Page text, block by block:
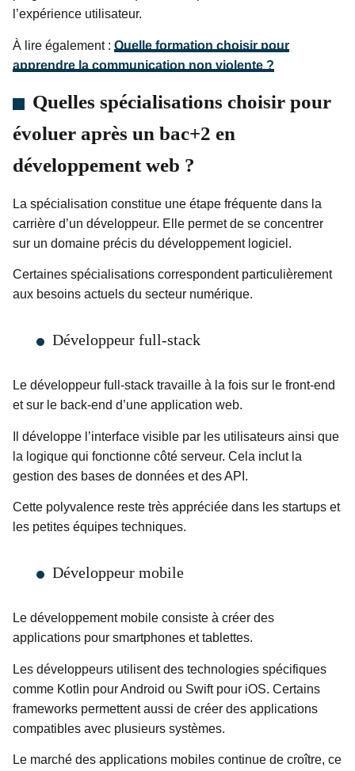
l’expérience utilisateur.
À lire également : Quelle formation choisir pour
apprendre la communication non violente ?
Quelles spécialisations choisir pour
évoluer après un bac+2 en
développement web ?
La spécialisation constitue une étape fréquente dans la
carrière d’un développeur. Elle permet de se concentrer
sur un domaine précis du développement logiciel.
Certaines spécialisations correspondent particulièrement
aux besoins actuels du secteur numérique.
Développeur full-stack
Le développeur full-stack travaille à la fois sur le front-end
et sur le back-end d’une application web.
Il développe l’interface visible par les utilisateurs ainsi que
la logique qui fonctionne côté serveur. Cela inclut la
gestion des bases de données et des API.
Cette polyvalence reste très appréciée dans les startups et
les petites équipes techniques.
Développeur mobile
Le développement mobile consiste à créer des
applications pour smartphones et tablettes.
Les développeurs utilisent des technologies spécifiques
comme Kotlin pour Android ou Swift pour iOS. Certains
frameworks permettent aussi de créer des applications
compatibles avec plusieurs systèmes.
Le marché des applications mobiles continue de croître, ce